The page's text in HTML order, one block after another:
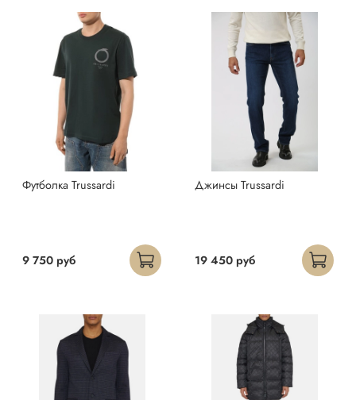
Футболка Trussardi
9 750 руб
Джинсы Trussardi
19 450 руб